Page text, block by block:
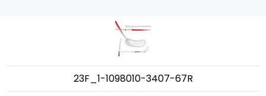
23F_1-1098010-3407-67R